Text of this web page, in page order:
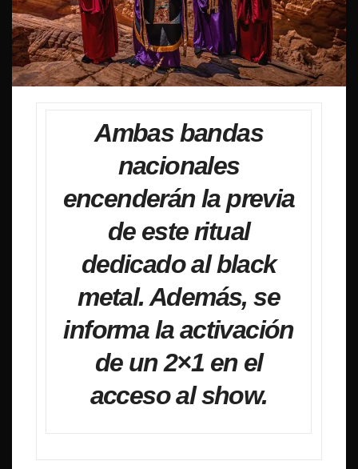
Ambas bandas
nacionales
encenderán la previa
de este ritual
dedicado al black
metal. Además, se
informa la activación
de un 2×1 en el
acceso al show.